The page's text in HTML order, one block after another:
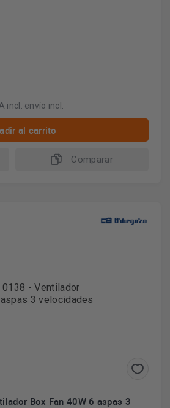
incl. envío incl.
al carrito
Comparar
Box Fan 40W 6 aspas 3